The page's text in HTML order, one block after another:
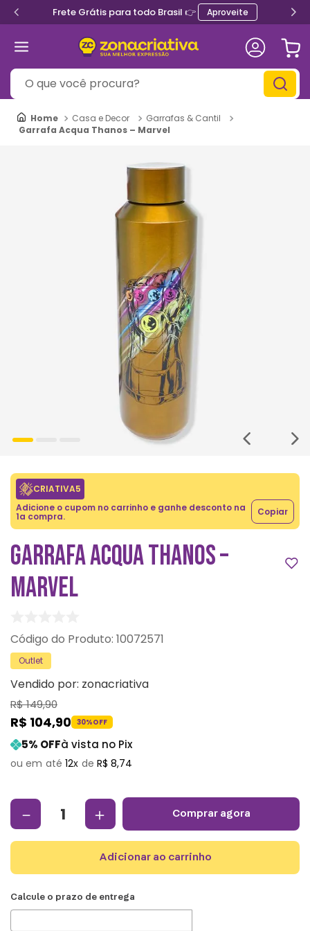
Frete Grátis para todo Brasil 👉 Aproveite
O que você procura?
Casa e Decor
Garrafas & Cantil
Garrafa Acqua Thanos – Marvel
CRIATIVA5
Adicione o cupom no carrinho e ganhe desconto na
1a compra. Copiar
GARRAFA ACQUA THANOS –
MARVEL
: 10072571
Outlet
Vendido por: zonacriativa
R$149,90
R$ 104,90 30%OFF
5% OFFà vista no Pix
12 R$ 8,74
＋
－ comprar agora
adicionar ao carrinho